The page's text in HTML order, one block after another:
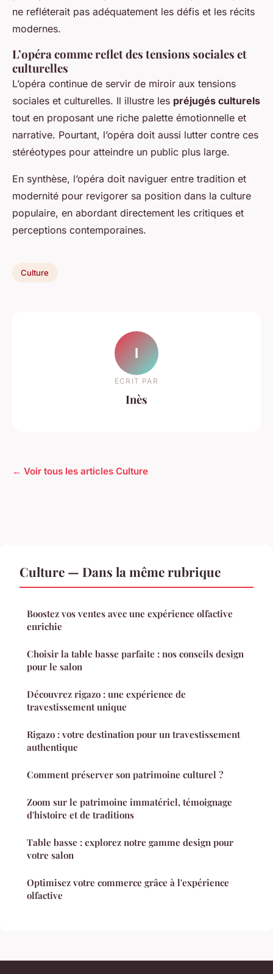
ne refléterait pas adéquatement les défis et les récits
modernes.
L’opéra comme reflet des tensions sociales et
culturelles
L’opéra continue de servir de miroir aux tensions
sociales et culturelles. Il illustre les préjugés culturels
tout en proposant une riche palette émotionnelle et
narrative. Pourtant, l’opéra doit aussi lutter contre ces
stéréotypes pour atteindre un public plus large.
En synthèse, l’opéra doit naviguer entre tradition et
modernité pour revigorer sa position dans la culture
populaire, en abordant directement les critiques et
perceptions contemporaines.
Culture
I
ECRIT PAR
Inès
← Voir tous les articles Culture
Culture — Dans la même rubrique
Boostez vos ventes avec une expérience olfactive
enrichie
Choisir la table basse parfaite : nos conseils design
pour le salon
Découvrez rigazo : une expérience de
travestissement unique
Rigazo : votre destination pour un travestissement
authentique
Comment préserver son patrimoine culturel ?
Zoom sur le patrimoine immatériel, témoignage
d'histoire et de traditions
Table basse : explorez notre gamme design pour
votre salon
Optimisez votre commerce grâce à l'expérience
olfactive